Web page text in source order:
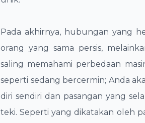
​Pada akhirnya, hubungan yang
orang yang sama persis,
saling memahami perbedaan
seperti sedang bercermin; Anda
diri sendiri dan pasangan yang
teki. Seperti yang dikatakan oleh